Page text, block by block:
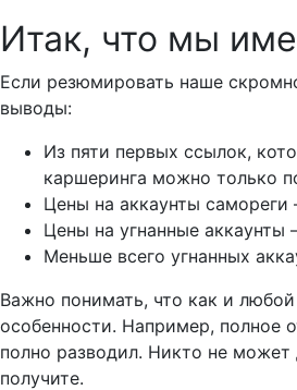
Итак, что мы
Если резюмировать наше
выводы:
Из пяти первых ссылок,
каршеринга можно только
Цены на аккаунты
Цены на угнанные
Меньше всего угнанных
Важно понимать, что как и
особенности. Например, полное
полно разводил. Никто не может
получите.